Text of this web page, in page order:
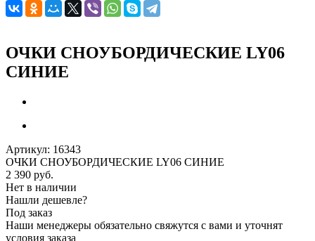
ОЧКИ СНОУБОРДИЧЕСКИЕ LY06
СИНИЕ
Артикул: 16343
ОЧКИ СНОУБОРДИЧЕСКИЕ LY06 СИНИЕ
2 390 руб.
Нет в наличии
Нашли дешевле?
Под заказ
Наши менеджеры обязательно свяжутся с вами и уточнят
условия заказа